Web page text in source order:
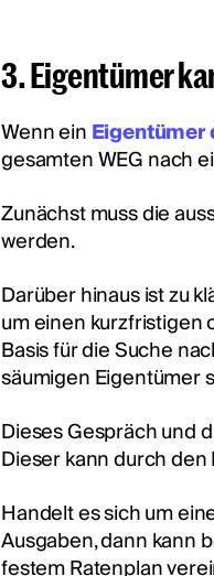
3. Eigentümer
Wenn einEigentümer
gesamten WEG nach
Zunächst muss die
werden.
Darüber hinaus ist zu
um einen kurzfristigen
Basis für die Suche
säumigen Eigentümer
Dieses Gespräch und
Dieser kann durch
Handelt es sich um
Ausgaben, dann kann
festem Ratenplan